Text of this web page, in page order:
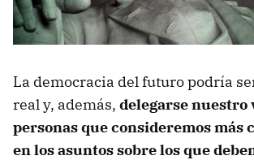
La democracia del futuro podría
real y, además, delegarse nuestro
personas que consideremos más
en los asuntos sobre los que